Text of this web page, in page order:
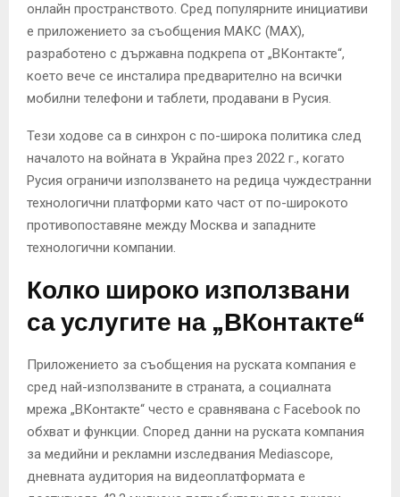
онлайн пространството. Сред популярните инициативи
е приложението за съобщения МАКС (MAX),
разработено с държавна подкрепа от „ВКонтакте“,
което вече се инсталира предварително на всички
мобилни телефони и таблети, продавани в Русия.
Тези ходове са в синхрон с по-широка политика след
началото на войната в Украйна през 2022 г., когато
Русия ограничи използването на редица чуждестранни
технологични платформи като част от по-широкото
противопоставяне между Москва и западните
технологични компании.
Колко широко използвани
са услугите на „ВКонтакте“
Приложението за съобщения на руската компания е
сред най-използваните в страната, а социалната
мрежа „ВКонтакте“ често е сравнявана с Facebook по
обхват и функции. Според данни на руската компания
за медийни и рекламни изследвания Mediascope,
дневната аудитория на видеоплатформата е